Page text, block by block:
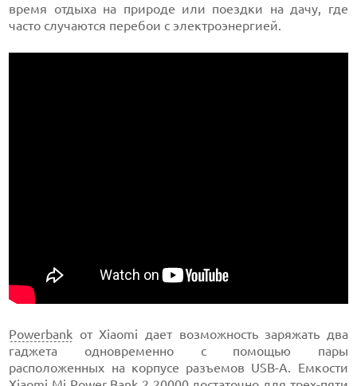
время отдыха на природе или поездки на дачу, где
часто случаются перебои с электроэнергией.
Powerbank от Xiaomi дает возможность заряжать два
гаджета одновременно с помощью пары
расположенных на корпусе разъемов USB-A. Емкости